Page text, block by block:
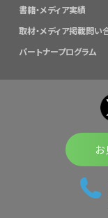
書籍・メディア実績
取材・メディア掲載問い
パートナープログラム